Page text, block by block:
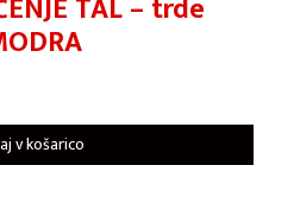
TAL – trde
v košarico